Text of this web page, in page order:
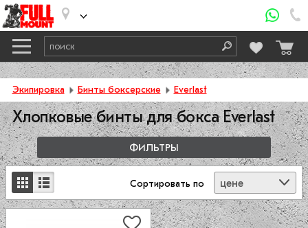
Экипировка Бинты боксерские Everlast
Хлопковые бинты для бокса Everlast
ФИЛЬТРЫ
Сортировать по цене